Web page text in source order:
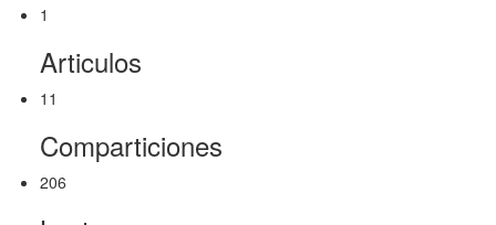
1
Articulos
11
Comparticiones
206